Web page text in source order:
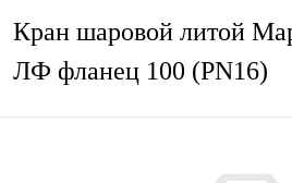
Кран шаровой литой
ЛФ фланец 100 (PN16)